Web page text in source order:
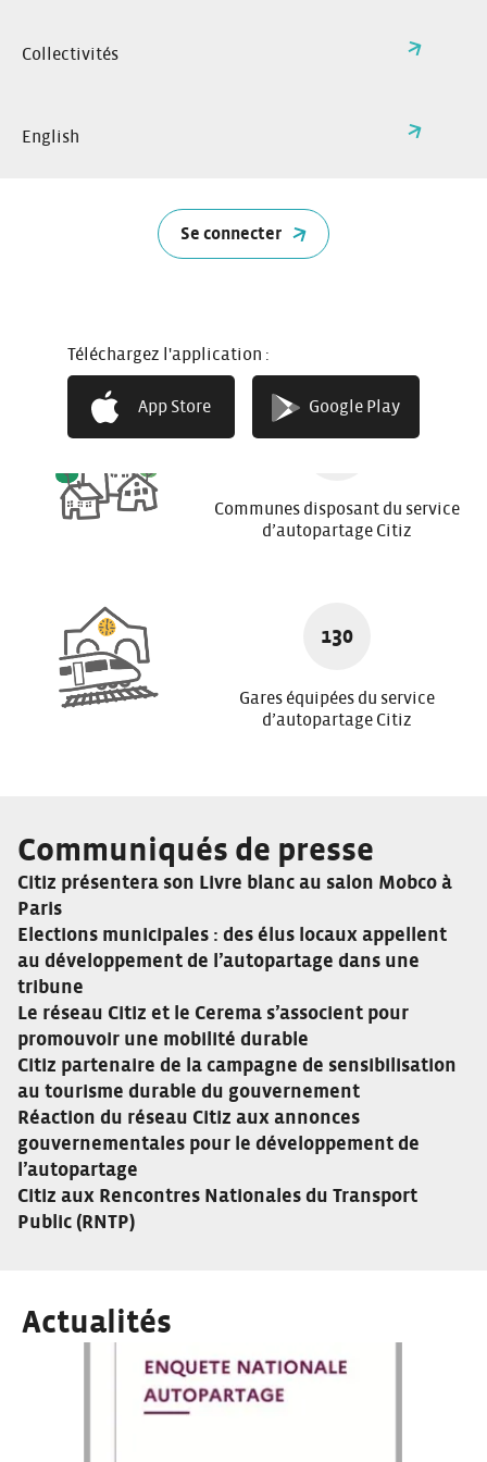
Collectivités
English
Se connecter
Téléchargez l'application :
App Store Google Play
2 800
Communes disposant du service
d’autopartage Citiz
130
Gares équipées du service
d’autopartage Citiz
Communiqués de presse
Citiz présentera son Livre blanc au salon Mobco à
Paris
Elections municipales : des élus locaux appellent
au développement de l’autopartage dans une
tribune
Le réseau Citiz et le Cerema s’associent pour
promouvoir une mobilité durable
Citiz partenaire de la campagne de sensibilisation
au tourisme durable du gouvernement
Réaction du réseau Citiz aux annonces
gouvernementales pour le développement de
l’autopartage
Citiz aux Rencontres Nationales du Transport
Public (RNTP)
Actualités